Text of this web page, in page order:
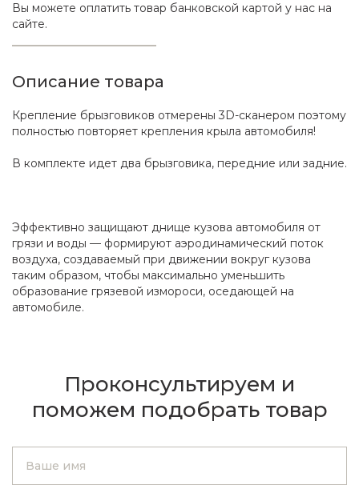
Вы можете оплатить товар банковской картой у нас на
сайте.
Описание товара
Крепление брызговиков отмерены 3D-сканером поэтому
полностью повторяет крепления крыла автомобиля!
В комплекте идет два брызговика, передние или задние.
Эффективно защищают днище кузова автомобиля от
грязи и воды — формируют аэродинамический поток
воздуха, создаваемый при движении вокруг кузова
таким образом, чтобы максимально уменьшить
образование грязевой измороси, оседающей на
автомобиле.
Проконсультируем и
поможем подобрать товар